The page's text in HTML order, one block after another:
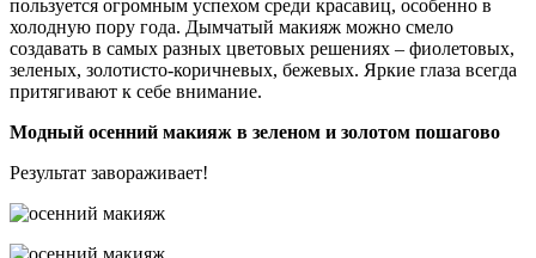
пользуется огромным успехом среди красавиц, особенно в
холодную пору года. Дымчатый макияж можно смело
создавать в самых разных цветовых решениях – фиолетовых,
зеленых, золотисто-коричневых, бежевых. Яркие глаза всегда
притягивают к себе внимание.
Модный осенний макияж в зеленом и золотом пошагово
Результат завораживает!